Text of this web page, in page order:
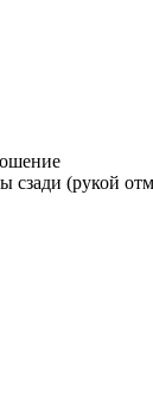
(рукой